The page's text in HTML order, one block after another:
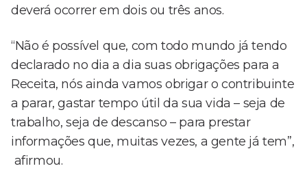
deverá ocorrer em dois ou três anos.
“Não é possível que, com todo mundo já tendo
declarado no dia a dia suas obrigações para a
Receita, nós ainda vamos obrigar o contribuinte
a parar, gastar tempo útil da sua vida – seja de
trabalho, seja de descanso – para prestar
informações que, muitas vezes, a gente já tem”,
afirmou.